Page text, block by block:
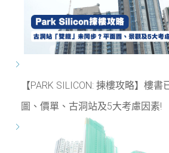
【PARK SILICON: 揀樓攻略】樓
圖、價單、古洞站及5大考慮因素!